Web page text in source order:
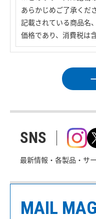
あらかじめご了承くだ
記載されている商品名
価格であり、消費税は
SNS
最新情報・各製品・サ
MAIL